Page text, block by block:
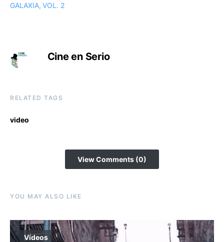
GALAXIA, VOL. 2
Cine en Serio
RELATED TAGS
video
View Comments (0)
YOU MAY ALSO LIKE
Vídeos